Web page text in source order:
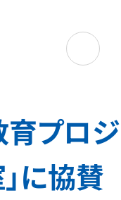
プロジ
に協賛